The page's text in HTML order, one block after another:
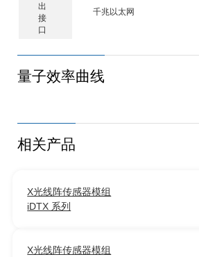
出
接
口
千兆以太网
量子效率曲线
相关产品
X光线阵传感器模组
iDTX 系列
X光线阵传感器模组